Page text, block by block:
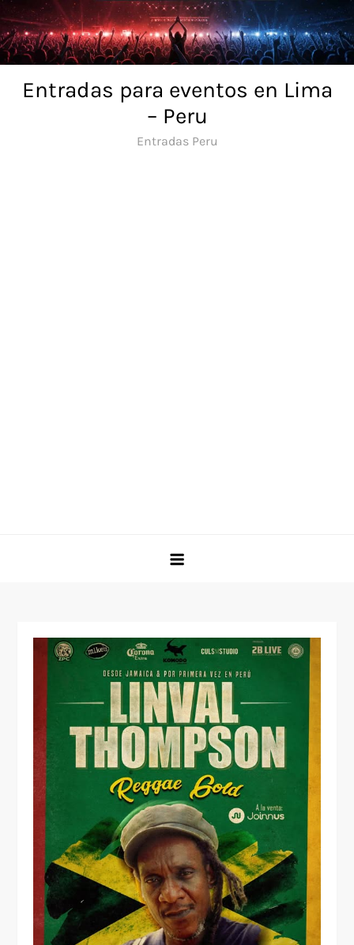
Skip
to
content
Entradas para eventos en Lima
– Peru
Entradas Peru